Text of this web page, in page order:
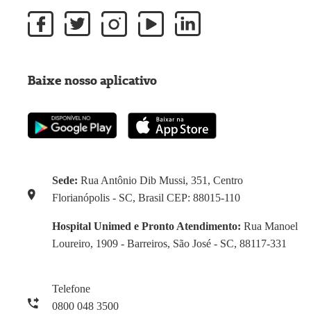
Sede: Rua Antônio Dib Mussi, 351, Centro
Florianópolis - SC, Brasil CEP: 88015-110
Hospital Unimed e Pronto Atendimento: Rua Manoel
Loureiro, 1909 - Barreiros, São José - SC, 88117-331
Telefone
0800 048 3500
Baixe nosso aplicativo